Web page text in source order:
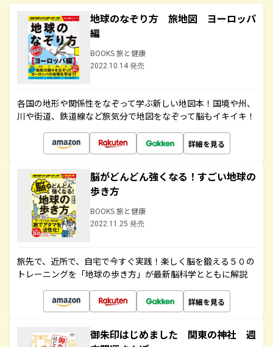
地球のなぞり方 旅地図 ヨーロッパ
編
BOOKS 旅と健康
2022.10.14 発売
各国の地形や関係性をなぞって学ぶ新しい地図本！国境や州、
川や街道、鉄道線など旅気分で地図をなぞって脳もイキイキ！
詳細を見る
脳がどんどん強くなる！すごい地球の
歩き方
BOOKS 旅と健康
2022.11.25 発売
旅先で、近所で、自宅で今すぐ実践！楽しく脳を鍛える５０の
トレーニングを「地球の歩き方」が最新脳科学とともに解説
詳細を見る
御朱印はじめました 関東の神社 週